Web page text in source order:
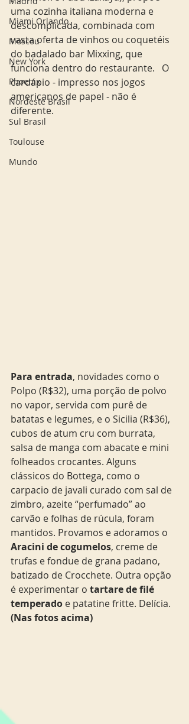
Miami Orlando
Moscou
New York
Phoenix
Nordeste Brasil
Sul Brasil
Toulouse
Mundo
uma cozinha italiana moderna e
descomplicada, combinada com
vasta oferta de vinhos ou coquetéis
do badalado bar Mixxing, que
funciona dentro do restaurante.   O
cardápio - impresso nos jogos
americanos de papel - não é
diferente.
Para entrada, novidades como o
Polpo (R$32), uma porção de polvo
no vapor, servida com purê de
batatas e legumes, e o Sicilia (R$36),
cubos de atum cru com burrata,
salsa de manga com abacate e mini
folheados crocantes. Alguns
clássicos do Bottega, como o
carpacio de javali curado com sal de
zimbro, azeite “perfumado” ao
carvão e folhas de rúcula, foram
mantidos. Provamos e adoramos o
Aracini de cogumelos, creme de
trufas e fondue de grana padano,
batizado de Crocchete. Outra opção
é experimentar o tartare de filé
temperado e patatine fritte. Delícia.
(Nas fotos acima)